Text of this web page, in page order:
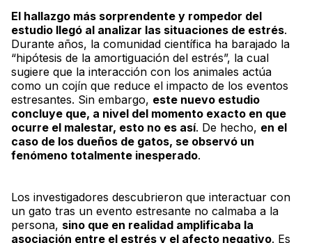
El hallazgo más sorprendente y rompedor del
estudio llegó al analizar las situaciones de estrés.
Durante años, la comunidad científica ha barajado la
“hipótesis de la amortiguación del estrés”, la cual
sugiere que la interacción con los animales actúa
como un cojín que reduce el impacto de los eventos
estresantes. Sin embargo, este nuevo estudio
concluye que, a nivel del momento exacto en que
ocurre el malestar, esto no es así. De hecho, en el
caso de los dueños de gatos, se observó un
fenómeno totalmente inesperado.
Los investigadores descubrieron que interactuar con
un gato tras un evento estresante no calmaba a la
persona, sino que en realidad amplificaba la
asociación entre el estrés y el afecto negativo. Es